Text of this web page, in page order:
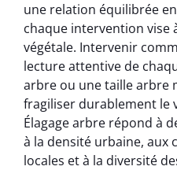
une relation équilibrée
chaque intervention vise
végétale. Intervenir
lecture attentive de
arbre ou une taille arbre
fragiliser durablement le
Élagage arbre répond à
à la densité urbaine, aux
locales et à la diversité